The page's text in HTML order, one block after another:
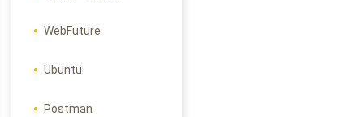
WebFuture
Ubuntu
Postman